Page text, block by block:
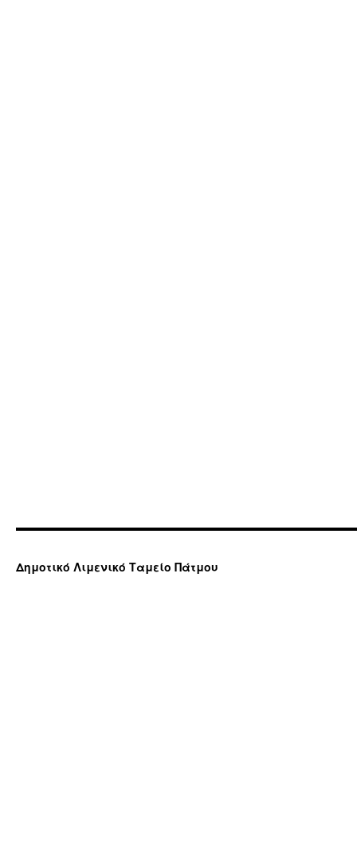
Δημοτικό Λιμενικό Ταμείο Πάτμου